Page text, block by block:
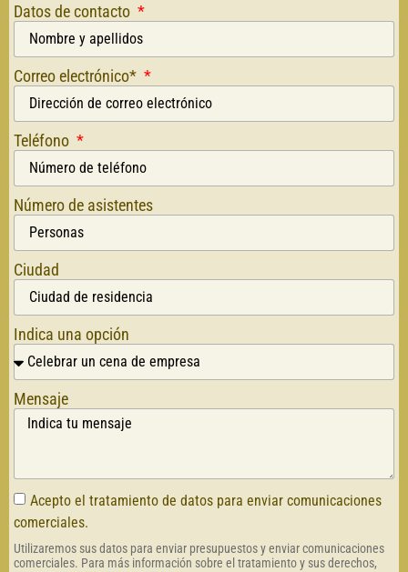
Datos de contacto
Correo electrónico*
Teléfono
Número de asistentes
Ciudad
Indica una opción
Mensaje
Acepto el tratamiento de datos para enviar comunicaciones
comerciales.
Utilizaremos sus datos para enviar presupuestos y enviar comunicaciones
comerciales. Para más información sobre el tratamiento y sus derechos,